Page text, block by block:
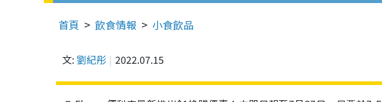
首頁 飲食情報 小食飲品
文: 劉紀彤 2022.07.15